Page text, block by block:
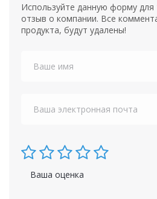
Используйте данную форму
отзыв о компании. Все
продукта, будут удалены!
Ваша оценка